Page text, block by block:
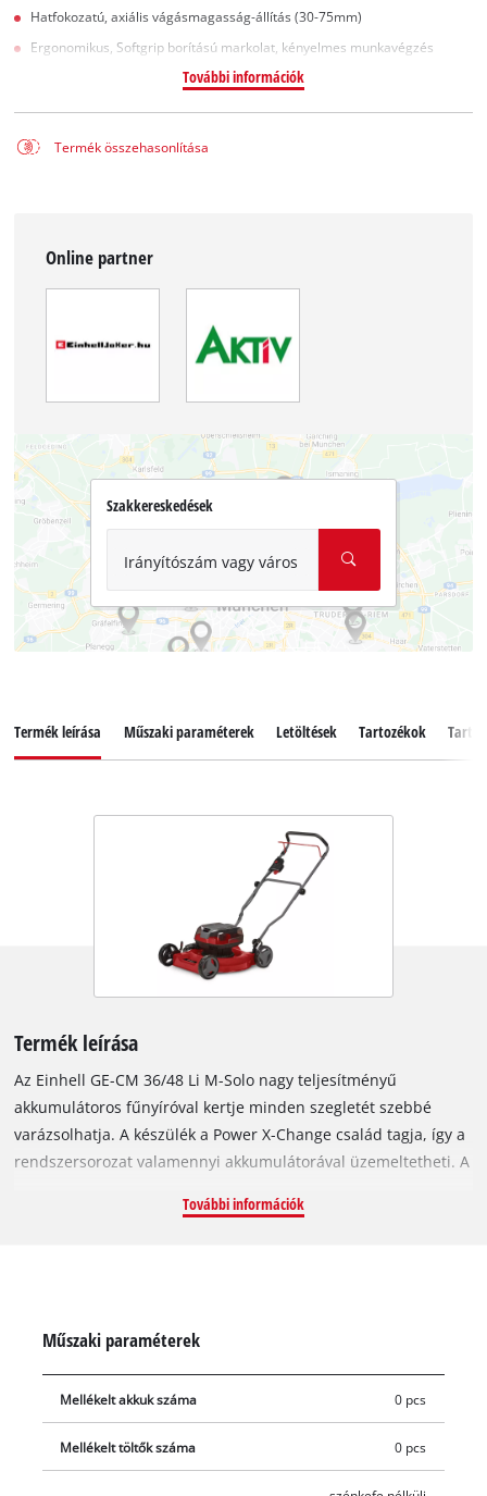
Hatfokozatú, axiális vágásmagasság-állítás (30-75mm)
Ergonomikus, Softgrip borítású markolat, kényelmes munkavégzés
További információk
Termék összehasonlítása
Online partner
Szakkereskedések
Irányítószám vagy város
Termék leírása Műszaki paraméterek Letöltések Tartozékok
Termék leírása
Az Einhell GE-CM 36/48 Li M-Solo nagy teljesítményű
akkumulátoros fűnyíróval kertje minden szegletét szebbé
varázsolhatja. A készülék a Power X-Change család tagja, így a
rendszersorozat valamennyi akkumulátorával üzemeltetheti. A
készüléket szénkefe nélküli elektromotor (Einhell Brushless
meghosszabbíthatja a készülék üzemidejét. A fűnyírót nagy
futófelületű kerekekkel és robusztus acélházzal felszerelt
kivitelben vásárolhatja meg. A vágásmagasság tengelyenként 6
munkavégzésről az ergonomikus Softgrip borítású markolat
gondoskodik. A felhasználó magasságához állítható nyél
További információk
Műszaki paraméterek
Mellékelt akkuk száma 0 pcs
Mellékelt töltők száma 0 pcs